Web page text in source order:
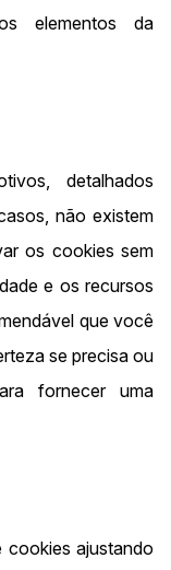
elementos da
detalhados
não existem
os cookies sem
e os recursos
que você
se precisa ou
fornecer uma
ajustando